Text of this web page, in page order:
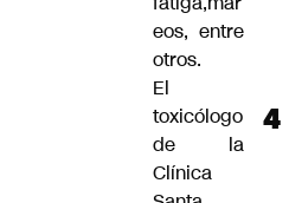
eos, entre
otros.
El
toxicólogo
de la
Clínica